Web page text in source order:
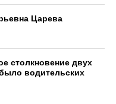
Царева
столкновение двух
водительских